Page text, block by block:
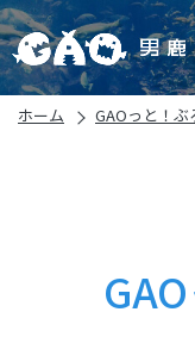
ホーム GAOっと！ぶ